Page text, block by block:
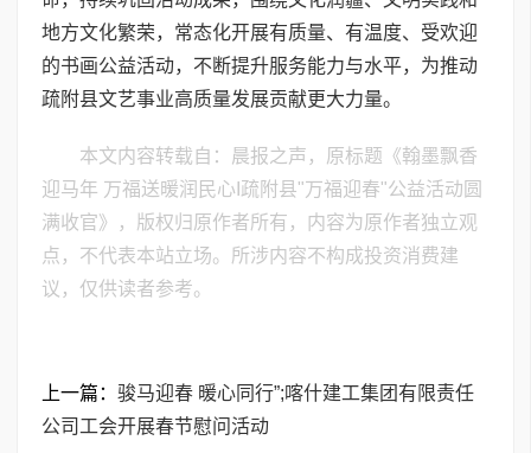
地方文化繁荣，常态化开展有质量、有温度、受欢迎
的书画公益活动，不断提升服务能力与水平，为推动
疏附县文艺事业高质量发展贡献更大力量。
本文内容转载自：晨报之声，原标题《翰墨飘香
迎马年 万福送暖润民心I疏附县"万福迎春"公益活动圆
满收官》，版权归原作者所有，内容为原作者独立观
点，不代表本站立场。所涉内容不构成投资消费建
议，仅供读者参考。
上一篇： 骏马迎春 暖心同行”;喀什建工集团有限责任
公司工会开展春节慰问活动